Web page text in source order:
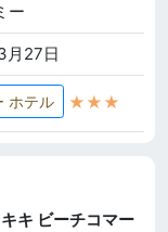
ー
月27日
ホテル ★★★
キ ビーチコマー